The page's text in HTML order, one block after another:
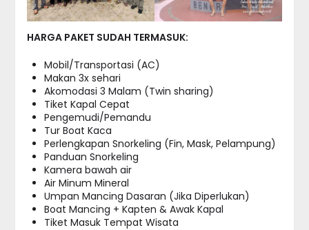
HARGA PAKET SUDAH TERMASUK:
Mobil/Transportasi (AC)
Makan 3x sehari
Akomodasi 3 Malam (Twin sharing)
Tiket Kapal Cepat
Pengemudi/Pemandu
Tur Boat Kaca
Perlengkapan Snorkeling (Fin, Mask, Pelampung)
Panduan Snorkeling
Kamera bawah air
Air Minum Mineral
Umpan Mancing Dasaran (Jika Diperlukan)
Boat Mancing + Kapten & Awak Kapal
Tiket Masuk Tempat Wisata